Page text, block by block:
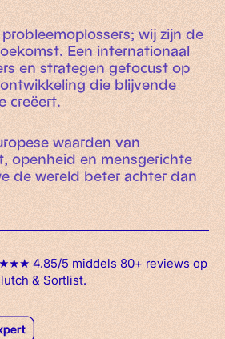
wij zijn de
Een internationaal
en strategen gefocust op
die blijvende
creëert.
waarden van
openheid en mensgerichte
de wereld beter achter dan
4.85/5 middels 80+ reviews op
& Sortlist.